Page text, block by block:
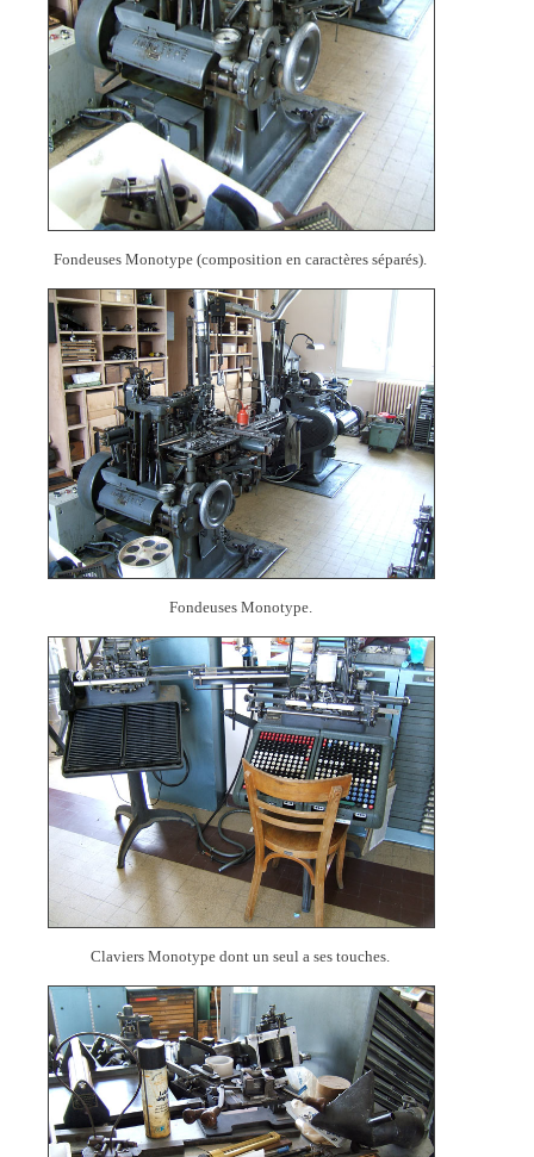
Fondeuses Monotype (composition en caractères séparés).
Fondeuses Monotype.
Claviers Monotype dont un seul a ses touches.